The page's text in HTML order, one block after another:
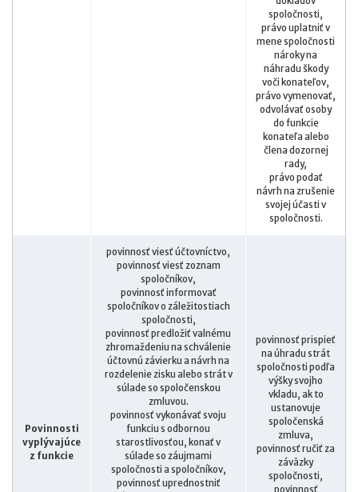
spoločnosti,
právo uplatniť v
mene spoločnosti
nároky na
náhradu škody
voči konateľov,
právo vymenovať,
odvolávať osoby
do funkcie
konateľa alebo
člena dozornej
rady,
právo podať
návrh na zrušenie
svojej účasti v
spoločnosti.
Povinnosti
vyplývajúce
z funkcie
povinnosť viesť účtovníctvo,
povinnosť viesť zoznam
spoločníkov,
povinnosť informovať
spoločníkov o záležitostiach
spoločnosti,
povinnosť predložiť valnému
zhromaždeniu na schválenie
účtovnú závierku a návrh na
rozdelenie zisku alebo strát v
súlade so spoločenskou
zmluvou.
povinnosť vykonávať svoju
funkciu s odbornou
starostlivosťou, konať v
súlade so záujmami
spoločnosti a spoločníkov,
povinnosť uprednostniť
povinnosť prispieť
na úhradu strát
spoločnosti podľa
výšky svojho
vkladu, ak to
ustanovuje
spoločenská
zmluva,
povinnosť ručiť za
záväzky
spoločnosti,
povinnosť